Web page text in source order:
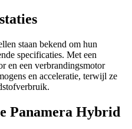
staan bekend om hun
specificaties. Met een
en een verbrandingsmotor
en acceleratie, terwijl ze
Panamera Hybrid